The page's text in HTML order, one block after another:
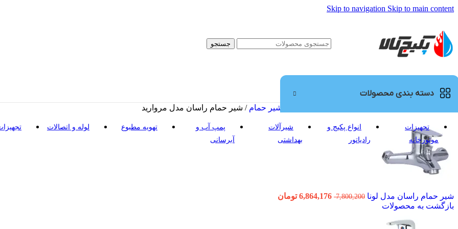
Skip to navigation Skip to main content
جستجو
دسته بندی محصولات
تجهیزات
موتورخانه
انواع پکیج و
رادیاتور
شیرآلات
بهداشتی
پمپ آب و
آبرسانی
تهویه مطبوع لوله و اتصالات
شیر حمام/ شیر حمام راسان مدل مروارید
شیر حمام راسان مدل لونا 7,800,200 قیمت
6,864,176 تومان
بازگشت به محصولات